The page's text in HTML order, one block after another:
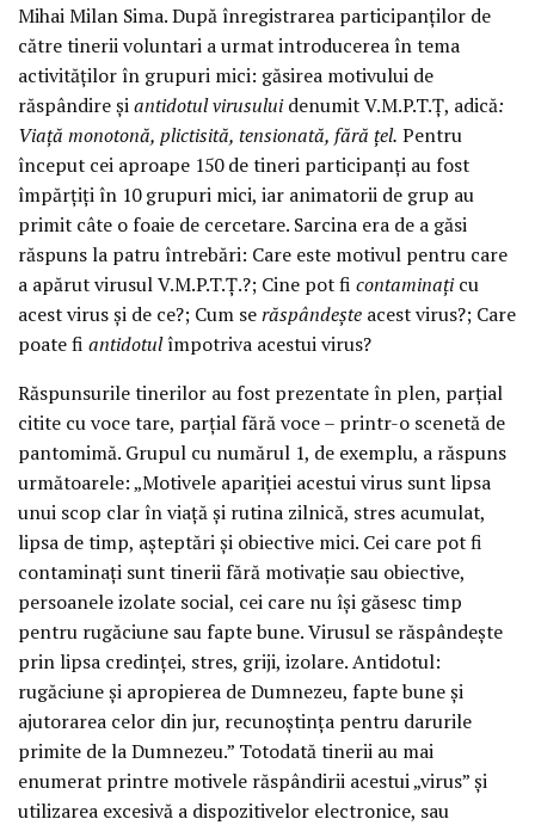
Mihai Milan Sima. După înregistrarea participanților de
către tinerii voluntari a urmat introducerea în tema
activităților în grupuri mici: găsirea motivului de
răspândire șiantidotul virusuluidenumit V.M.P.T.Ț, adică:
Viață monotonă, plictisită, tensionată, fără țel. Pentru
început cei aproape 150 de tineri participanți au fost
împărțiți în 10 grupuri mici, iar animatorii de grup au
primit câte o foaie de cercetare. Sarcina era de a găsi
răspuns la patru întrebări: Care este motivul pentru care
a apărut virusul V.M.P.T.Ț.?; Cine pot fi contaminațicu
acest virus și de ce?; Cum serăspândește acest virus?; Care
poate fi antidotulîmpotriva acestui virus?
Răspunsurile tinerilor au fost prezentate în plen, parțial
citite cu voce tare, parțial fără voce – printr-o scenetă de
pantomimă. Grupul cu numărul 1, de exemplu, a răspuns
următoarele: „Motivele apariției acestui virus sunt lipsa
unui scop clar în viață și rutina zilnică, stres acumulat,
lipsa de timp, așteptări și obiective mici. Cei care pot fi
contaminați sunt tinerii fără motivație sau obiective,
persoanele izolate social, cei care nu își găsesc timp
pentru rugăciune sau fapte bune. Virusul se răspândește
prin lipsa credinței, stres, griji, izolare. Antidotul:
rugăciune și apropierea de Dumnezeu, fapte bune și
ajutorarea celor din jur, recunoștința pentru darurile
primite de la Dumnezeu.” Totodată tinerii au mai
enumerat printre motivele răspândirii acestui „virus” și
utilizarea excesivă a dispozitivelor electronice, sau